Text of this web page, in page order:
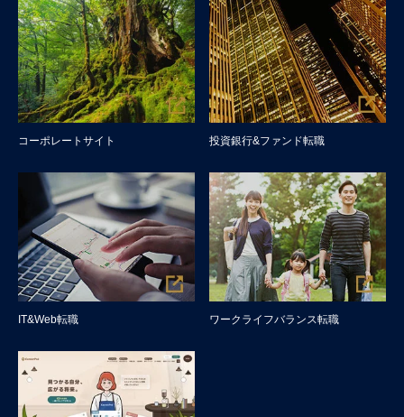
コーポレートサイト 投資銀行&ファンド転職
IT&Web転職 ワークライフバランス転職